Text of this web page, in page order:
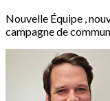
Nouvelle Équipe ,
campagne de